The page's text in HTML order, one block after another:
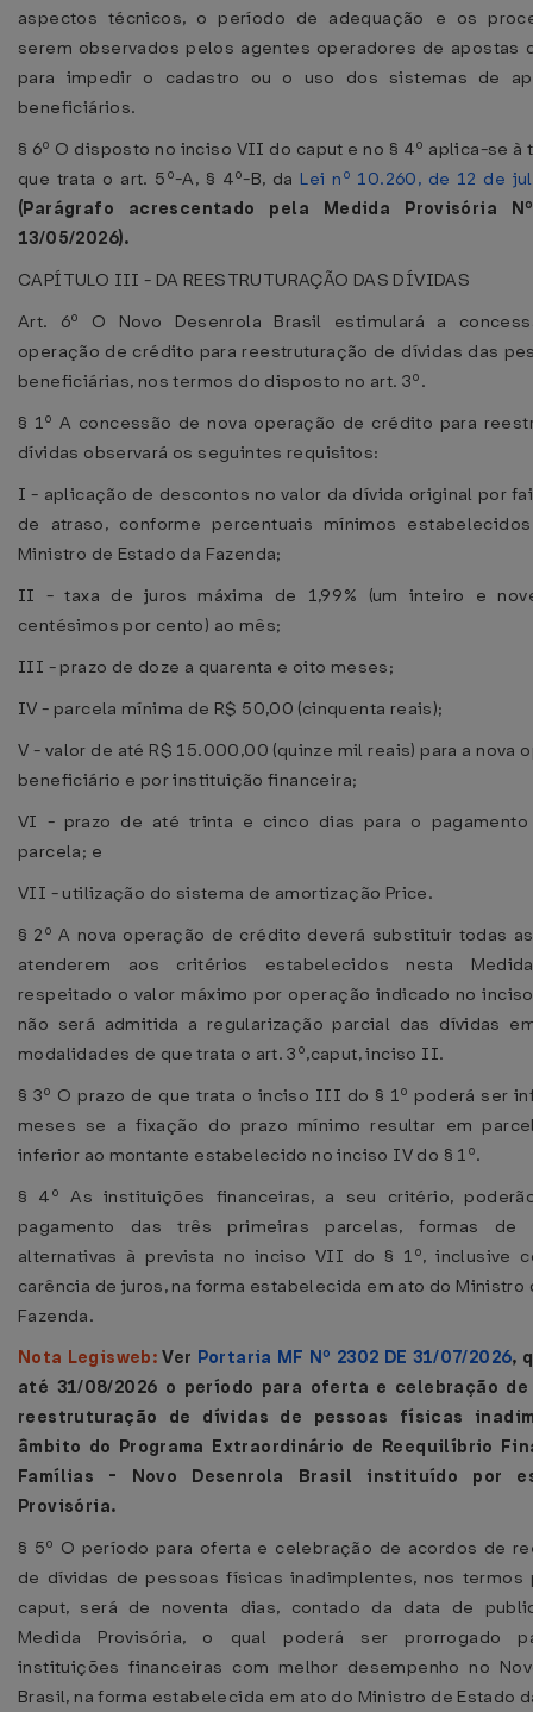
aspectos técnicos, o período de adequação e os
serem observados pelos agentes operadores de apostas
para impedir o cadastro ou o uso dos sistemas de
beneficiários.
§ 6º O disposto no inciso VII do caput e no § 4º aplica-se à
que trata o art. 5º-A, § 4º-B, da Lei nº 10.260, de 12 de
(Parágrafo acrescentado pela Medida Provisória
13/05/2026).
CAPÍTULO III - DA REESTRUTURAÇÃO DAS DÍVIDAS
Art. 6º O Novo Desenrola Brasil estimulará a
operação de crédito para reestruturação de dívidas das
beneficiárias, nos termos do disposto no art. 3º.
§ 1º A concessão de nova operação de crédito para
dívidas observará os seguintes requisitos:
I - aplicação de descontos no valor da dívida original por
de atraso, conforme percentuais mínimos
Ministro de Estado da Fazenda;
II - taxa de juros máxima de 1,99% (um inteiro e
centésimos por cento) ao mês;
III - prazo de doze a quarenta e oito meses;
IV - parcela mínima de R$ 50,00 (cinquenta reais);
V - valor de até R$ 15.000,00 (quinze mil reais) para a nova
beneficiário e por instituição financeira;
VI - prazo de até trinta e cinco dias para o pagamento
parcela; e
VII - utilização do sistema de amortização Price.
§ 2º A nova operação de crédito deverá substituir todas
atenderem aos critérios estabelecidos nesta
respeitado o valor máximo por operação indicado no
não será admitida a regularização parcial das dívidas
modalidades de que trata o art. 3º,caput, inciso II.
§ 3º O prazo de que trata o inciso III do § 1º poderá ser
meses se a fixação do prazo mínimo resultar em
inferior ao montante estabelecido no inciso IV do § 1º.
§ 4º As instituições financeiras, a seu critério,
pagamento das três primeiras parcelas, formas de
alternativas à prevista no inciso VII do § 1º, inclusive
carência de juros, na forma estabelecida em ato do Ministro
Fazenda.
Nota Legisweb:Ver Portaria MF Nº 2302 DE 31/07/2026,
até 31/08/2026 o período para oferta e celebração
reestruturação de dívidas de pessoas físicas
âmbito do Programa Extraordinário de Reequilíbrio
Famílias - Novo Desenrola Brasil instituído por
Provisória.
§ 5º O período para oferta e celebração de acordos de
de dívidas de pessoas físicas inadimplentes, nos termos
caput, será de noventa dias, contado da data de
Medida Provisória, o qual poderá ser prorrogado
instituições financeiras com melhor desempenho no
Brasil, na forma estabelecida em ato do Ministro de Estado